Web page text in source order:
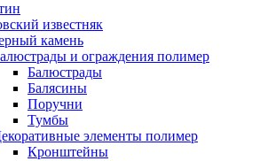
известняк
камень
и ограждения полимер
Балюстрады
Балясины
Поручни
Тумбы
элементы полимер
Кронштейны